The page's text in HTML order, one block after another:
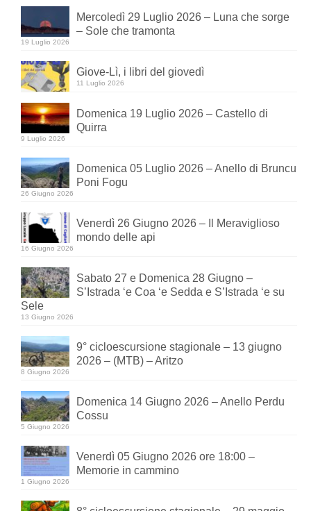
Mercoledì 29 Luglio 2026 – Luna che sorge
– Sole che tramonta
19 Luglio 2026
Giove-Lì, i libri del giovedì
11 Luglio 2026
Domenica 19 Luglio 2026 – Castello di
Quirra
9 Luglio 2026
Domenica 05 Luglio 2026 – Anello di Bruncu
Poni Fogu
26 Giugno 2026
Venerdì 26 Giugno 2026 – Il Meraviglioso
mondo delle api
16 Giugno 2026
Sabato 27 e Domenica 28 Giugno –
S’Istrada ‘e Coa ‘e Sedda e S’Istrada ‘e su
Sele
13 Giugno 2026
9° cicloescursione stagionale – 13 giugno
2026 – (MTB) – Aritzo
8 Giugno 2026
Domenica 14 Giugno 2026 – Anello Perdu
Cossu
5 Giugno 2026
Venerdì 05 Giugno 2026 ore 18:00 –
Memorie in cammino
1 Giugno 2026